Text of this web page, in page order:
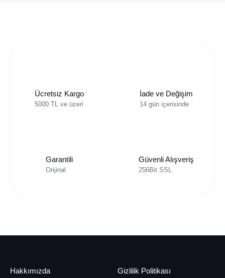
Ücretsiz Kargo
5000 TL ve üzeri
İade ve Değişim
14 gün içerisinde
Garantili
Orijinal
Güvenli Alışveriş
256Bit SSL
Hakkımızda Gizlilik Politikası